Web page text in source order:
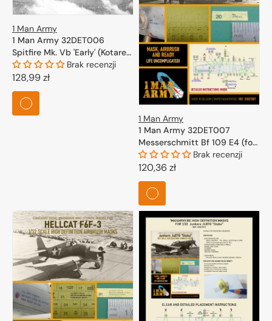
1 Man Army
1 Man Army 32DET006
Spitfire Mk. Vb 'Early' (Kotare)
1/32
Brak recenzji
Cena
regularna
128,99 zł
1 Man Army
1 Man Army 32DET007
Messerschmitt Bf 109 E4 (for
Eduard, Trumpeter) 1/32
Brak recenzji
Cena
regularna
120,36 zł